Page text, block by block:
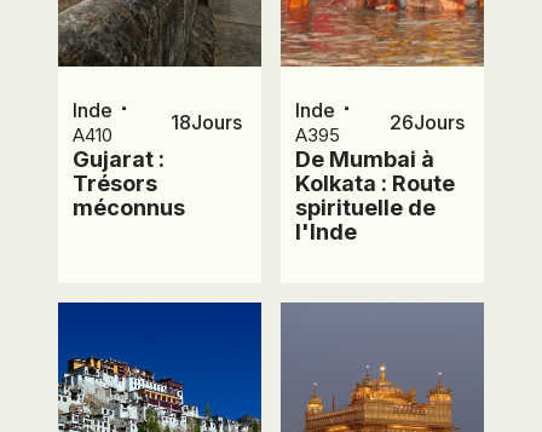
Inde ⋅
A410
18Jours
Gujarat :
Trésors
méconnus
Inde ⋅
A395
26Jours
De Mumbai à
Kolkata : Route
spirituelle de
l'Inde